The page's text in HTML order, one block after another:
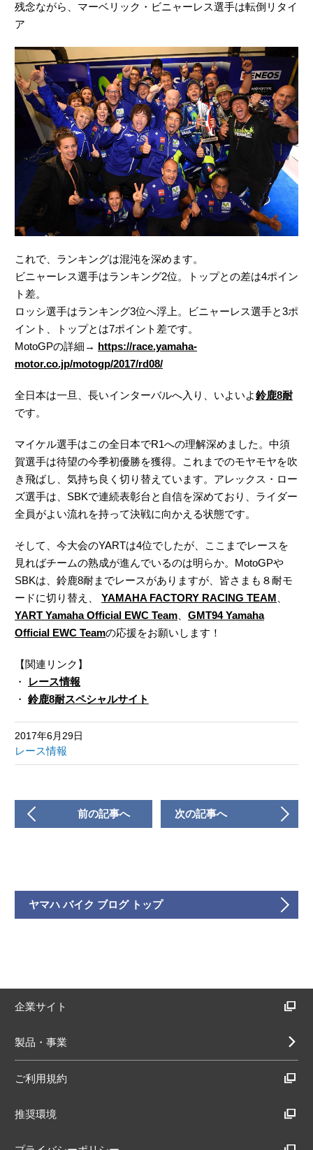
残念ながら、マーベリック・ビニャーレス選手は転倒リタイ
ア
これで、ランキングは混沌を深めます。
ビニャーレス選手はランキング2位。トップとの差は4ポイン
ト差。
ロッシ選手はランキング3位へ浮上。ビニャーレス選手と3ポ
イント、トップとは7ポイント差です。
MotoGPの詳細→ https://race.yamaha-
motor.co.jp/motogp/2017/rd08/
全日本は一旦、長いインターバルへ入り、いよいよ鈴鹿8耐
です。
マイケル選手はこの全日本でR1への理解深めました。中須
賀選手は待望の今季初優勝を獲得。これまでのモヤモヤを吹
き飛ばし、気持ち良く切り替えています。アレックス・ロー
ズ選手は、SBKで連続表彰台と自信を深めており、ライダー
全員がよい流れを持って決戦に向かえる状態です。
そして、今大会のYARTは4位でしたが、ここまでレースを
見ればチームの熟成が進んでいるのは明らか。MotoGPや
SBKは、鈴鹿8耐までレースがありますが、皆さまも８耐モ
ードに切り替え、 YAMAHA FACTORY RACING TEAM
YART Yamaha Official EWC Team
GMT94 Yamaha
Official EWC Teamの応援をお願いします！
【関連リンク】
・
レース情報
・ 鈴鹿8耐スペシャルサイト
2017年6月29日
レース情報
前の記事へ 次の記事へ
ヤマハ バイク ブログ トップ
企業サイト
製品・事業
ご利用規約
推奨環境